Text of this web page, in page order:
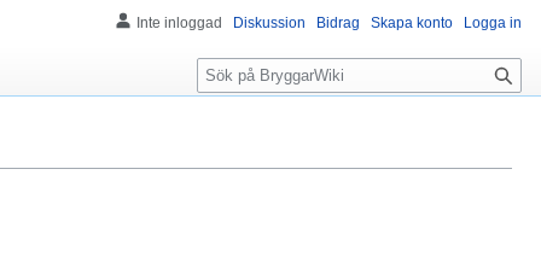
Inte inloggad Diskussion Bidrag Skapa konto Logga in
S
ö